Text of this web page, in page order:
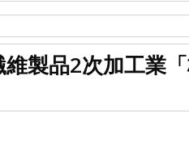
機械刺繍 京都府 経済 手捺染
式会社アトリエ彩紀」に破産開始決
製品2次加工業